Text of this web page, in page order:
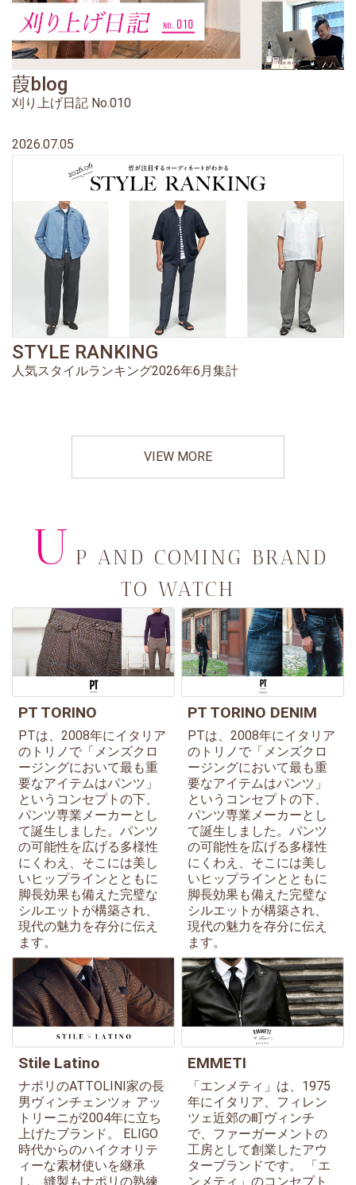
葭blog
刈り上げ日記 No.010
2026.07.05
STYLE RANKING
人気スタイルランキング2026年6月集計
VIEW MORE
U P AND COMING BRAND
TO WATCH
PT TORINO
PTは、2008年にイタリア
のトリノで「メンズクロ
ージングにおいて最も重
要なアイテムはパンツ」
というコンセプトの下、
パンツ専業メーカーとし
て誕生しました。パンツ
の可能性を広げる多様性
にくわえ、そこには美し
いヒップラインとともに
脚長効果も備えた完璧な
シルエットが構築され、
現代の魅力を存分に伝え
ます。
PT TORINO DENIM
PTは、2008年にイタリア
のトリノで「メンズクロ
ージングにおいて最も重
要なアイテムはパンツ」
というコンセプトの下、
パンツ専業メーカーとし
て誕生しました。パンツ
の可能性を広げる多様性
にくわえ、そこには美し
いヒップラインとともに
脚長効果も備えた完璧な
シルエットが構築され、
現代の魅力を存分に伝え
ます。
Stile Latino
ナポリのATTOLINI家の長
男ヴィンチェンツォ アッ
トリーニが2004年に立ち
上げたブランド。 ELIGO
時代からのハイクオリテ
ィーな素材使いを継承
し、縫製もナポリの熟練
EMMETI
「エンメティ」は、1975
年にイタリア、フィレン
ツェ近郊の町ヴィンチ
で、ファーガーメントの
工房として創業したアウ
ターブランドです。 「エ
ンメティ」のコンセプト